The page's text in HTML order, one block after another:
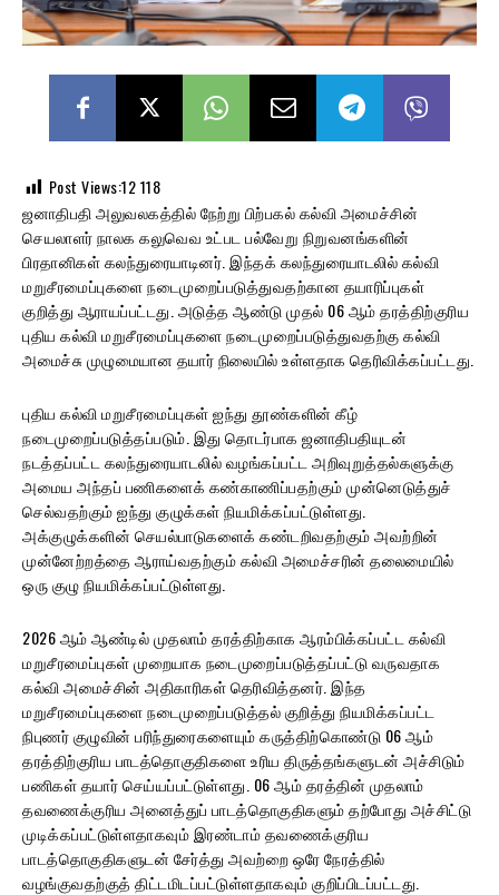
Post Views:12118
ஜனாதிபதி அலுவலகத்தில் நேற்று பிற்பகல் கல்வி அமைச்சின்
செயலாளர் நாலக கலுவெவ உட்பட பல்வேறு நிறுவனங்களின்
பிரதானிகள் கலந்துரையாடினர். இந்தக் கலந்துரையாடலில் கல்வி
மறுசீரமைப்புகளை நடைமுறைப்படுத்துவதற்கான தயாரிப்புகள்
குறித்து ஆராயப்பட்டது. அடுத்த ஆண்டு முதல் 06 ஆம் தரத்திற்குரிய
புதிய கல்வி மறுசீரமைப்புகளை நடைமுறைப்படுத்துவதற்கு கல்வி
அமைச்சு முழுமையான தயார் நிலையில் உள்ளதாக தெரிவிக்கப்பட்டது.
புதிய கல்வி மறுசீரமைப்புகள் ஐந்து தூண்களின் கீழ்
நடைமுறைப்படுத்தப்படும். இது தொடர்பாக ஜனாதிபதியுடன்
நடத்தப்பட்ட கலந்துரையாடலில் வழங்கப்பட்ட அறிவுறுத்தல்களுக்கு
அமைய அந்தப் பணிகளைக் கண்காணிப்பதற்கும் முன்னெடுத்துச்
செல்வதற்கும் ஐந்து குழுக்கள் நியமிக்கப்பட்டுள்ளது.
அக்குழுக்களின் செயல்பாடுகளைக் கண்டறிவதற்கும் அவற்றின்
முன்னேற்றத்தை ஆராய்வதற்கும் கல்வி அமைச்சரின் தலைமையில்
ஒரு குழு நியமிக்கப்பட்டுள்ளது.
2026 ஆம் ஆண்டில் முதலாம் தரத்திற்காக ஆரம்பிக்கப்பட்ட கல்வி
மறுசீரமைப்புகள் முறையாக நடைமுறைப்படுத்தப்பட்டு வருவதாக
கல்வி அமைச்சின் அதிகாரிகள் தெரிவித்தனர். இந்த
மறுசீரமைப்புகளை நடைமுறைப்படுத்தல் குறித்து நியமிக்கப்பட்ட
நிபுணர் குழுவின் பரிந்துரைகளையும் கருத்திற்கொண்டு 06 ஆம்
தரத்திற்குரிய பாடத்தொகுதிகளை உரிய திருத்தங்களுடன் அச்சிடும்
பணிகள் தயார் செய்யப்பட்டுள்ளது. 06 ஆம் தரத்தின் முதலாம்
தவணைக்குரிய அனைத்துப் பாடத்தொகுதிகளும் தற்போது அச்சிட்டு
முடிக்கப்பட்டுள்ளதாகவும் இரண்டாம் தவணைக்குரிய
பாடத்தொகுதிகளுடன் சேர்த்து அவற்றை ஒரே நேரத்தில்
வழங்குவதற்குத் திட்டமிடப்பட்டுள்ளதாகவும் குறிப்பிடப்பட்டது.